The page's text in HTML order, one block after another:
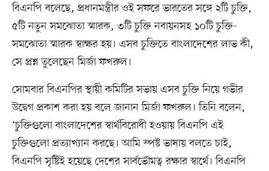
বিএনপি বলেছে, প্রধানমন্ত্রীর ওই সফরে ভারতের সঙ্গে ২টি চুক্তি,
৫টি নতুন সমঝোতা স্মারক, ৩টি চুক্তি নবায়নসহ ১০টি চুক্তি-
সমঝোতা স্মারক স্বাক্ষর হয়। এসব চুক্তিতে বাংলাদেশের লাভ কী,
সে প্রশ্ন তুলেছেন মির্জা ফখরুল।
সোমবার বিএনপির স্থায়ী কমিটির সভায় এসব চুক্তি নিয়ে গভীর
উদ্বেগ প্রকাশ করা হয় বলে জানান মির্জা ফখরুল। তিনি বলেন,
‘চুক্তিগুলো বাংলাদেশের স্বার্থবিরোধী হওয়ায় বিএনপি এই
চুক্তিগুলো প্রত্যাখ্যান করছে। আমি স্পষ্ট ভাষায় বলতে চাই,
বিএনপি সৃষ্টিই হয়েছে দেশের সার্বভৌমত্ব রক্ষার স্বার্থে। বিএনপি